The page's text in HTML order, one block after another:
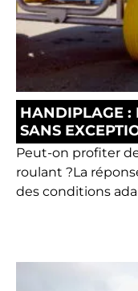
HANDIPLAGE :
SANS
Peut-on profiter
roulant ?La
des conditions